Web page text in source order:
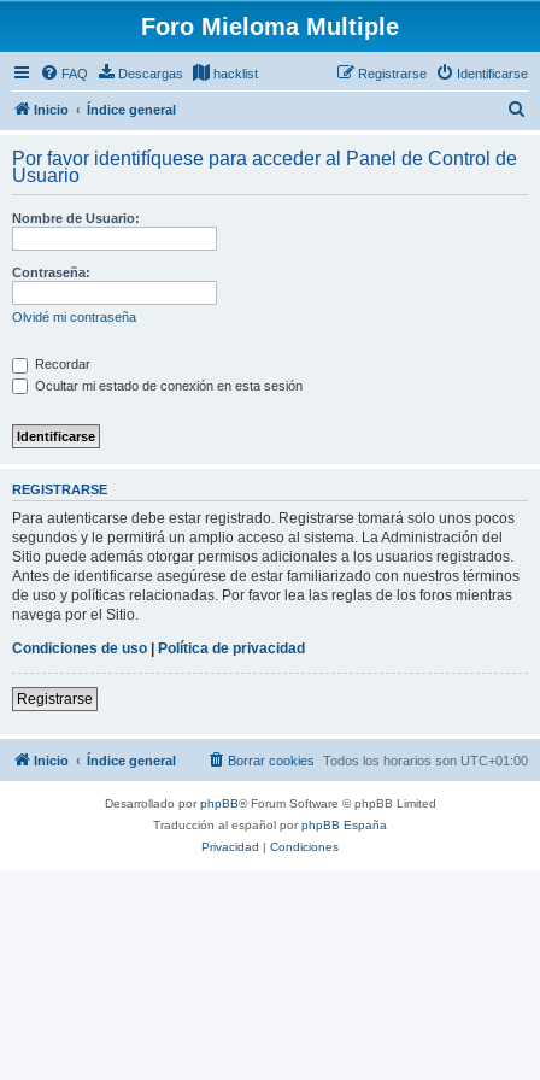
Foro Mieloma Multiple
FAQ Descargas hacklist Identificarse
Registrarse
Inicio Índice general
c
Por favor identifíquese para acceder al Panel de Control de
Usuario
Nombre de Usuario:
Contraseña:
Olvidé mi contraseña
Recordar
Ocultar mi estado de conexión en esta sesión
REGISTRARSE
Para autenticarse debe estar registrado. Registrarse tomará solo unos pocos
segundos y le permitirá un amplio acceso al sistema. La Administración del
Sitio puede además otorgar permisos adicionales a los usuarios registrados.
Antes de identificarse asegúrese de estar familiarizado con nuestros términos
de uso y políticas relacionadas. Por favor lea las reglas de los foros mientras
navega por el Sitio.
Condiciones de uso | Política de privacidad
Registrarse
Inicio Índice general Todos los horarios son UTC+01:00
Borrar cookies
Desarrollado porphpBB® Forum Software © phpBB Limited
Traducción al español porphpBB España
Privacidad | Condiciones